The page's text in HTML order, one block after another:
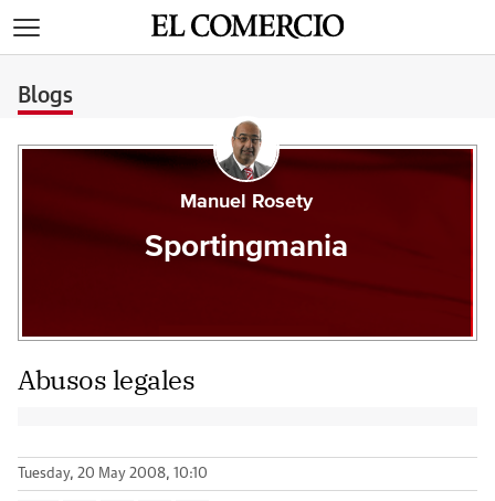
Blogs
Manuel Rosety
Sportingmania
Abusos legales
Tuesday, 20 May 2008, 10:10